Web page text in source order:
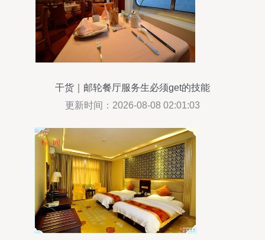
干货｜邮轮餐厅服务生必须get的技能
更新时间：2026-08-08 02:01:03